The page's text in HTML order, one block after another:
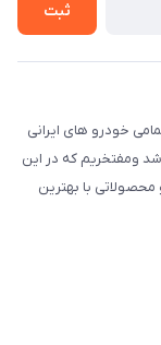
ثبت
خودرو های ایرانی
میباشد ومفتخریم که در این
محصولاتی با بهترین